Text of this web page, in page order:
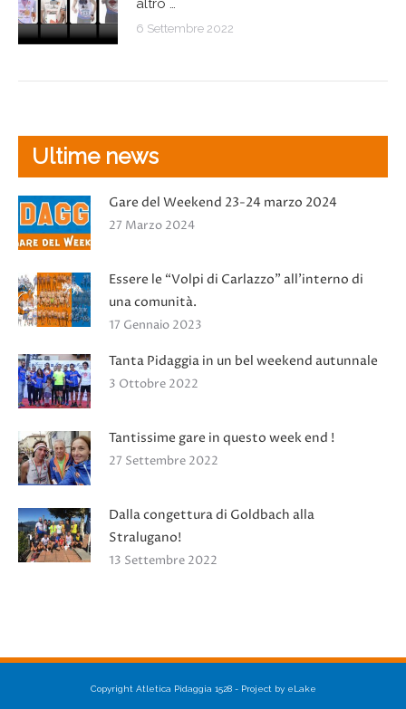
altro …
6 Settembre 2022
Ultime news
Gare del Weekend 23-24 marzo 2024
27 Marzo 2024
Essere le “Volpi di Carlazzo” all’interno di
una comunità.
17 Gennaio 2023
Tanta Pidaggia in un bel weekend autunnale
3 Ottobre 2022
Tantissime gare in questo week end !
27 Settembre 2022
Dalla congettura di Goldbach alla
Stralugano!
13 Settembre 2022
Copyright Atletica Pidaggia 1528 - Project by eLake